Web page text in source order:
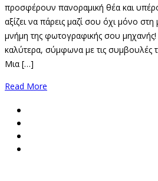
προσφέρουν πανοραμική θέα και
αξίζει να πάρεις μαζί σου όχι μόνο
μνήμη της φωτογραφικής σου
καλύτερα, σύμφωνα με τις
Μια […]
Read More